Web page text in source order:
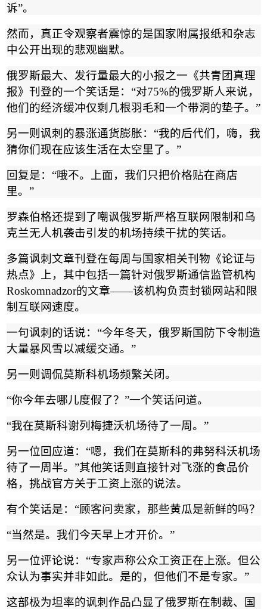
诉”。
然而，真正令观察者震惊的是国家附属报纸和杂志
中公开出现的悲观幽默。
俄罗斯最大、发行量最大的小报之一《共青团真理
报》刊登的一个笑话是： “对75%的俄罗斯人来说，
他们的经济缓冲仅剩几根羽毛和一个带洞的垫子。 ”
另一则讽刺的暴涨通货膨胀： “我的后代们，嗨，我
猜你们现在应该生活在太空里了。 ”
回复是： “哦不。上面，我们只把价格贴在商店
里。 ”
罗森伯格还提到了嘲讽俄罗斯严格互联网限制和乌
克兰无人机袭击引发的机场持续干扰的笑话。
多篇讽刺文章刊登在每周与国家相关刊物《论证与
热点》上，其中包括一篇针对俄罗斯通信监管机构
Roskomnadzor的文章——该机构负责封锁网站和限
制互联网速度。
一句讽刺的话说： “今年冬天，俄罗斯国防下令制造
大量暴风雪以减缓交通。 ”
另一则调侃莫斯科机场频繁关闭。
“你今年去哪儿度假了？ ”一个笑话问道。
“我在莫斯科谢列梅捷沃机场待了一周。 ”
另一位回应道： “嗯，我们在莫斯科的弗努科沃机场
待了一周半。 ”其他笑话则直接针对飞涨的食品价
格，挑战官方关于工资上涨的说法。
有个笑话是： “顾客问卖家，那些黄瓜是新鲜的吗？
“当然是。我们今天早上才开价。 ”
另一位评论说： “专家声称公众工资正在上涨。但公
众认为事实并非如此。是的，但他们不是专家。 ”
这部极为坦率的讽刺作品凸显了俄罗斯在制裁、国